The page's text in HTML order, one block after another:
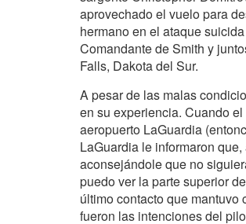
aprovechado el vuelo para
hermano en el ataque
Comandante de Smith y
Falls, Dakota del Sur.
A pesar de las malas
en su experiencia. Cuando
aeropuerto LaGuardia
LaGuardia le informaron
aconsejándole que no
puedo ver la parte superior
último contacto que
fueron las intenciones del